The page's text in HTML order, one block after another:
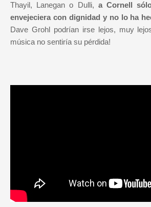
Thayil, Lanegan o Dulli, a Cornell
envejeciera con dignidad y no lo ha
Dave Grohl podrían irse lejos, muy
música no sentiría su pérdida!